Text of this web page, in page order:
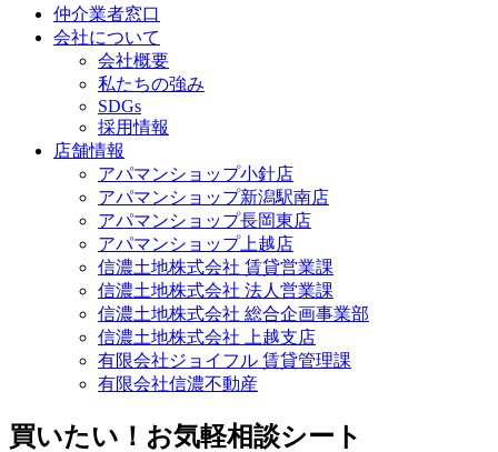
仲介業者窓口
会社について
会社概要
私たちの強み
SDGs
採用情報
店舗情報
アパマンショップ小針店
アパマンショップ新潟駅南店
アパマンショップ長岡東店
アパマンショップ上越店
信濃土地株式会社 賃貸営業課
信濃土地株式会社 法人営業課
信濃土地株式会社 総合企画事業部
信濃土地株式会社 上越支店
有限会社ジョイフル 賃貸管理課
有限会社信濃不動産
買いたい！お気軽相談シート